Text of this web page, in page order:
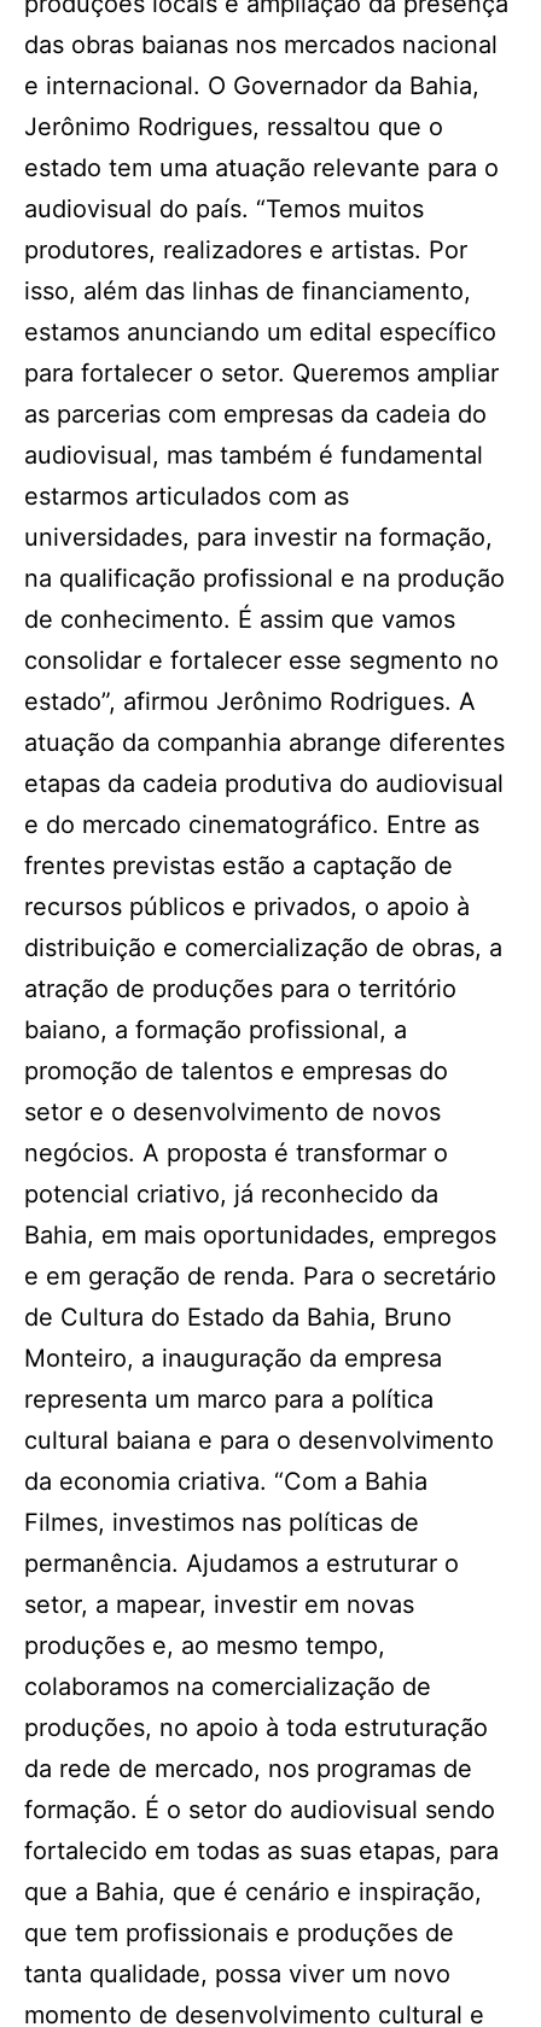
das obras baianas nos mercados nacional
e internacional. O Governador da Bahia,
Jerônimo Rodrigues, ressaltou que o
estado tem uma atuação relevante para o
audiovisual do país. “Temos muitos
produtores, realizadores e artistas. Por
isso, além das linhas de financiamento,
estamos anunciando um edital específico
para fortalecer o setor. Queremos ampliar
as parcerias com empresas da cadeia do
audiovisual, mas também é fundamental
estarmos articulados com as
universidades, para investir na formação,
na qualificação profissional e na produção
de conhecimento. É assim que vamos
consolidar e fortalecer esse segmento no
estado”, afirmou Jerônimo Rodrigues. A
atuação da companhia abrange diferentes
etapas da cadeia produtiva do audiovisual
e do mercado cinematográfico. Entre as
frentes previstas estão a captação de
recursos públicos e privados, o apoio à
distribuição e comercialização de obras, a
atração de produções para o território
baiano, a formação profissional, a
promoção de talentos e empresas do
setor e o desenvolvimento de novos
negócios. A proposta é transformar o
potencial criativo, já reconhecido da
Bahia, em mais oportunidades, empregos
e em geração de renda. Para o secretário
de Cultura do Estado da Bahia, Bruno
Monteiro, a inauguração da empresa
representa um marco para a política
cultural baiana e para o desenvolvimento
da economia criativa. “Com a Bahia
Filmes, investimos nas políticas de
permanência. Ajudamos a estruturar o
setor, a mapear, investir em novas
produções e, ao mesmo tempo,
colaboramos na comercialização de
produções, no apoio à toda estruturação
da rede de mercado, nos programas de
formação. É o setor do audiovisual sendo
fortalecido em todas as suas etapas, para
que a Bahia, que é cenário e inspiração,
que tem profissionais e produções de
tanta qualidade, possa viver um novo
momento de desenvolvimento cultural e